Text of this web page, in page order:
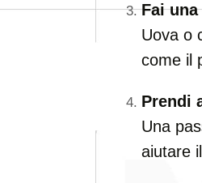
Fai
Uova o
come il
Prendi
Una
aiutare